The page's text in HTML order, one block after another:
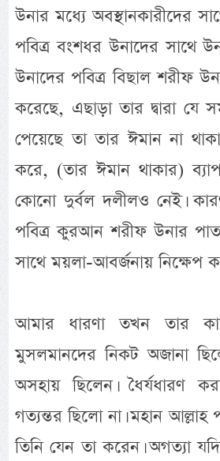
উনার মধ্যে অবস্থানকারীদের
পবিত্র বংশধর উনাদের সাথে
উনাদের পবিত্র বিছাল শরীফ
করেছে, এছাড়া তার দ্বারা যে
পেয়েছে তা তার ঈমান না
করে, (তার ঈমান থাকার)
কোনো দুর্বল দলীলও নেই।
পবিত্র কুরআন শরীফ উনার
সাথে ময়লা-আবর্জনায় নিক্ষেপ
আমার ধারণা তখন তার
মুসলমানদের নিকট অজানা
অসহায় ছিলেন। ধৈর্যধারণ
গত্যন্তর ছিলো না। মহান
তিনি যেন তা করেন। অগত্যা